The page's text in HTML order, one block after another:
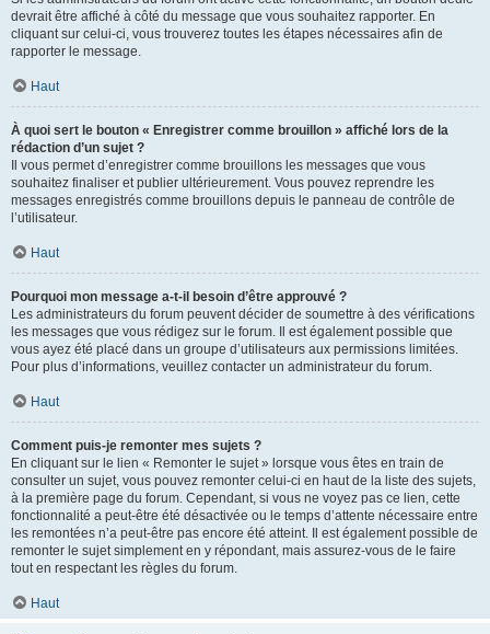
devrait être affiché à côté du message que vous souhaitez rapporter. En
cliquant sur celui-ci, vous trouverez toutes les étapes nécessaires afin de
rapporter le message.
Haut
À quoi sert le bouton « Enregistrer comme brouillon » affiché lors de la
rédaction d’un sujet ?
Il vous permet d’enregistrer comme brouillons les messages que vous
souhaitez finaliser et publier ultérieurement. Vous pouvez reprendre les
messages enregistrés comme brouillons depuis le panneau de contrôle de
l’utilisateur.
Haut
Pourquoi mon message a-t-il besoin d’être approuvé ?
Les administrateurs du forum peuvent décider de soumettre à des vérifications
les messages que vous rédigez sur le forum. Il est également possible que
vous ayez été placé dans un groupe d’utilisateurs aux permissions limitées.
Pour plus d’informations, veuillez contacter un administrateur du forum.
Haut
Comment puis-je remonter mes sujets ?
En cliquant sur le lien « Remonter le sujet » lorsque vous êtes en train de
consulter un sujet, vous pouvez remonter celui-ci en haut de la liste des sujets,
à la première page du forum. Cependant, si vous ne voyez pas ce lien, cette
fonctionnalité a peut-être été désactivée ou le temps d’attente nécessaire entre
les remontées n’a peut-être pas encore été atteint. Il est également possible de
remonter le sujet simplement en y répondant, mais assurez-vous de le faire
tout en respectant les règles du forum.
Haut